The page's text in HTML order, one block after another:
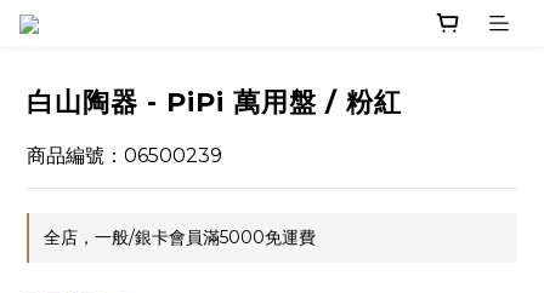
白山陶器 - PiPi 萬用盤 / 粉紅
商品編號：06500239
全店，一般/銀卡會員滿5000免運費